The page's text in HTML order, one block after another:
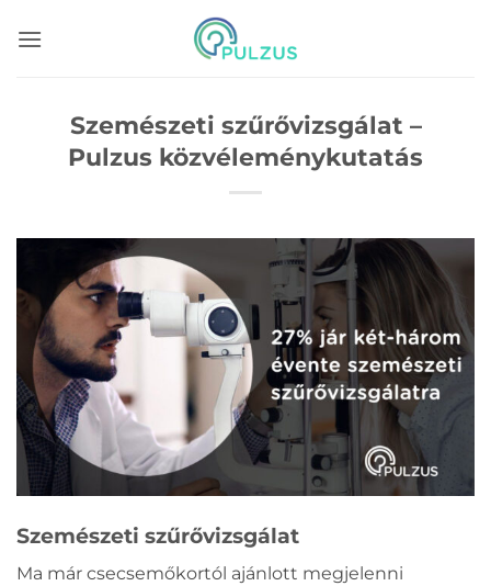
Szemészeti szűrővizsgálat –
Pulzus közvéleménykutatás
Szemészeti szűrővizsgálat
Ma már csecsemőkortól ajánlott megjelenni